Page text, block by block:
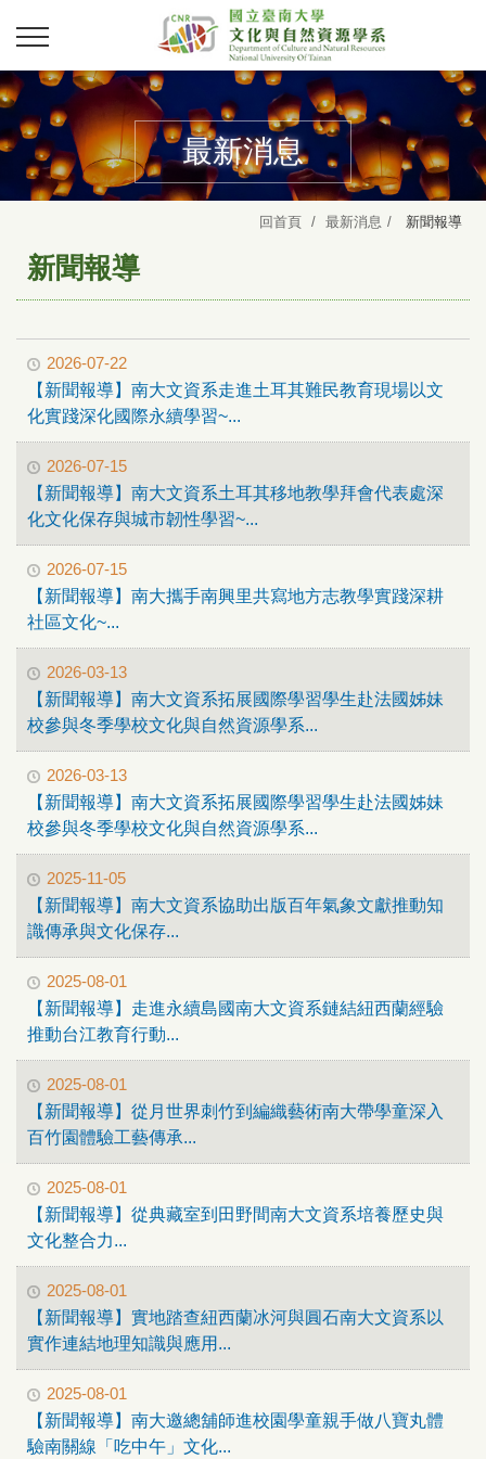
最新消息
回首頁 最新消息 新聞報導
新聞報導
2026-07-22
【新聞報導】南大文資系走進土耳其難民教育現場以文
化實踐深化國際永續學習~...
2026-07-15
【新聞報導】南大文資系土耳其移地教學拜會代表處深
化文化保存與城市韌性學習~...
2026-07-15
【新聞報導】南大攜手南興里共寫地方志教學實踐深耕
社區文化~...
2026-03-13
【新聞報導】南大文資系拓展國際學習學生赴法國姊妹
校參與冬季學校文化與自然資源學系...
2026-03-13
【新聞報導】南大文資系拓展國際學習學生赴法國姊妹
校參與冬季學校文化與自然資源學系...
2025-11-05
【新聞報導】南大文資系協助出版百年氣象文獻推動知
識傳承與文化保存...
2025-08-01
【新聞報導】走進永續島國南大文資系鏈結紐西蘭經驗
推動台江教育行動...
2025-08-01
【新聞報導】從月世界刺竹到編織藝術南大帶學童深入
百竹園體驗工藝傳承...
2025-08-01
【新聞報導】從典藏室到田野間南大文資系培養歷史與
文化整合力...
2025-08-01
【新聞報導】實地踏查紐西蘭冰河與圓石南大文資系以
實作連結地理知識與應用...
2025-08-01
【新聞報導】南大邀總舖師進校園學童親手做八寶丸體
驗南關線「吃中午」文化...